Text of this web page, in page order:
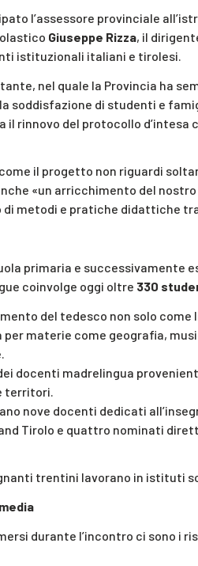
l’assessore provinciale
Giuseppe Rizza, il
istituzionali italiani e tirolesi.
nel quale la Provincia ha
soddisfazione di studenti e
il rinnovo del protocollo d’intesa
il progetto non riguardi
«un arricchimento del
metodi e pratiche didattiche
primaria e successivamente
coinvolge oggi oltre 330
del tedesco non solo come
materie come geografia,
docenti madrelingua
territori.
nove docenti dedicati
Tirolo e quattro nominati
trentini lavorano in istituti
durante l’incontro ci sono i